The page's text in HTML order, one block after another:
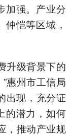
加强。产业分
恺等区域，
升级背景下的
惠州市工信局
出现，充分证
的潜力，如何
，推动产业规